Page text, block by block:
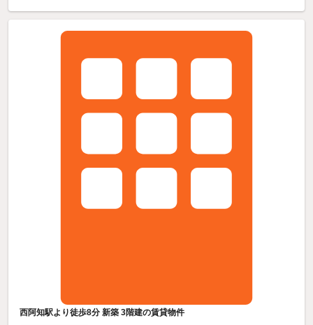
西阿知駅より徒歩8分 新築 3階建の賃貸物件